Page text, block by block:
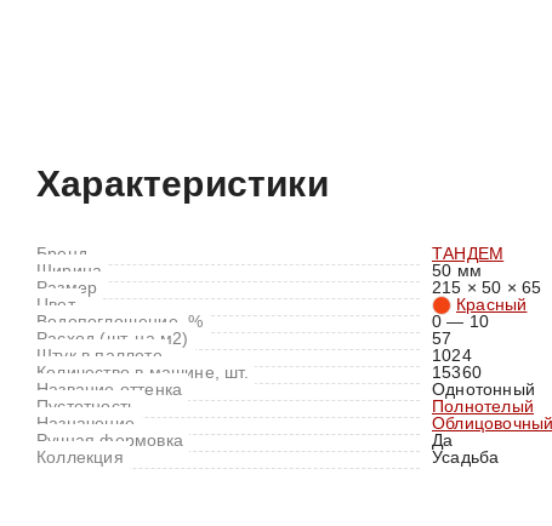
Характеристики
Бренд ТАНДЕМ
Ширина
50 мм
Размер
215 × 50 × 65
Цвет
Красный
Водопоглощение, %
0 — 10
Расход (шт. на м2)
57
Штук в паллете
1024
Количество в машине, шт.
15360
Название оттенка
Однотонный
Пустотность
Полнотелый
Назначение
Ручная формовка
Да
Коллекция
Усадьба